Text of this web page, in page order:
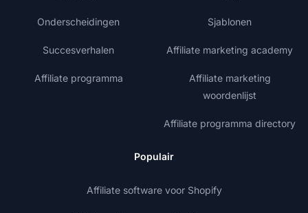
Onderscheidingen
Succesverhalen
Affiliate programma
Sjablonen
Affiliate marketing academy
Affiliate marketing
woordenlijst
Affiliate programma directory
Populair
Affiliate software voor Shopify